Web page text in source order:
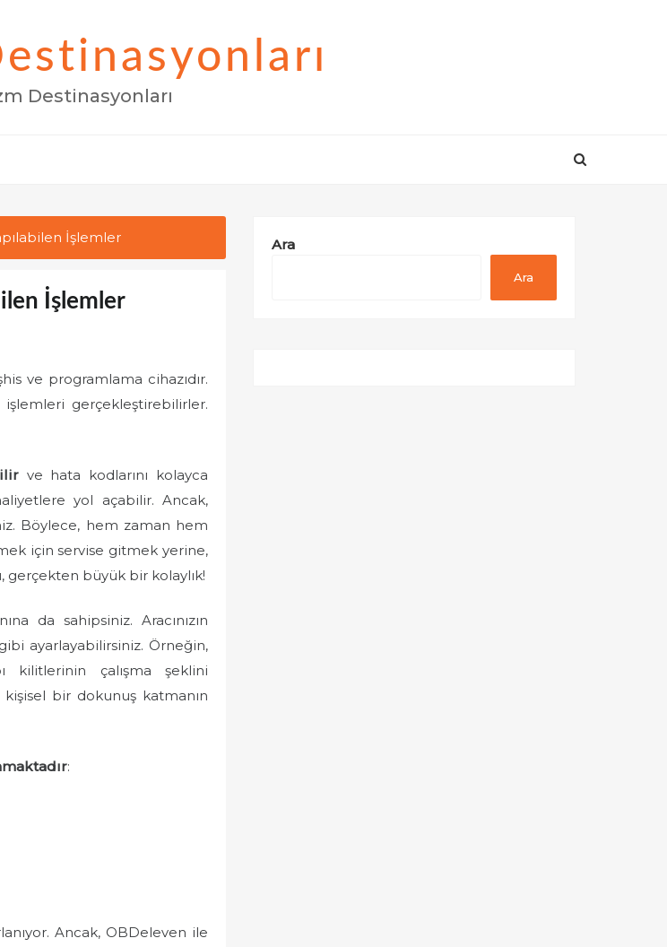
Destinasyonları
İşlemler
İşlemler
ve programlama cihazıdır.
gerçekleştirebilirler.
ve hata kodlarını kolayca
yol açabilir. Ancak,
Böylece, hem zaman hem
için servise gitmek yerine,
gerçekten büyük bir kolaylık!
da sahipsiniz. Aracınızın
ayarlayabilirsiniz. Örneğin,
kilitlerinin çalışma şeklini
bir dokunuş katmanın
:
Ancak, OBDeleven ile
Ara
Ara